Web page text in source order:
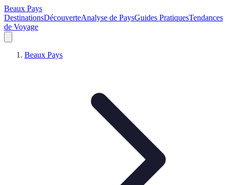
Beaux Pays
DestinationsDécouverteAnalyse de PaysGuides PratiquesTendances
de Voyage
Beaux Pays